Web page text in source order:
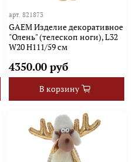
арт. 821873
GAEM Изделие декоративное
"Олень" (телескоп ноги), L32
W20 H111/59 см
4350.00 руб
В корзину